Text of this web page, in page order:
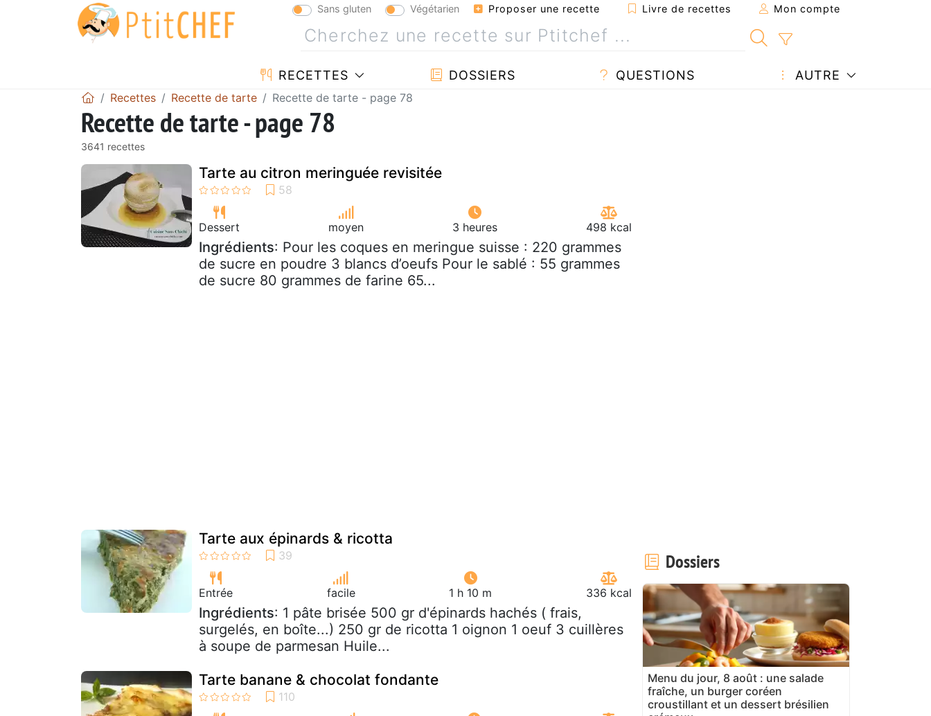
Sans gluten Végétarien Proposer une recette Livre de recettes Mon compte
RECETTES DOSSIERS QUESTIONS AUTRE
Recettes Recette de tarte Recette de tarte - page 78
Recette de tarte - page 78
3641 recettes
Tarte au citron meringuée revisitée
Dessert moyen 3 heures 498 kcal
Ingrédients: Pour les coques en meringue suisse : 220 grammes
de sucre en poudre 3 blancs d’oeufs Pour le sablé : 55 grammes
de sucre 80 grammes de farine 65...
Tarte aux épinards & ricotta
Entrée facile 1 h 10 m 336 kcal
Ingrédients: 1 pâte brisée 500 gr d'épinards hachés ( frais,
surgelés, en boîte...) 250 gr de ricotta 1 oignon 1 oeuf 3 cuillères
à soupe de parmesan Huile...
Tarte banane & chocolat fondante
Dossiers
Menu du jour, 8 août : une salade
fraîche, un burger coréen
croustillant et un dessert brésilien